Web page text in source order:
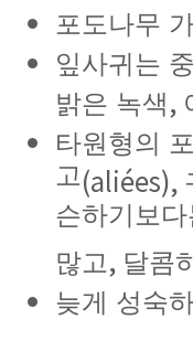
포도나무
잎사귀는
밝은 녹색,
타원형의
고(aliées),
슨하기보
많고 , 달콤
늦게 성숙